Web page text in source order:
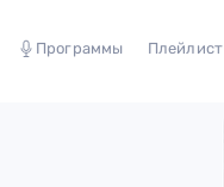
Программы Плейлист